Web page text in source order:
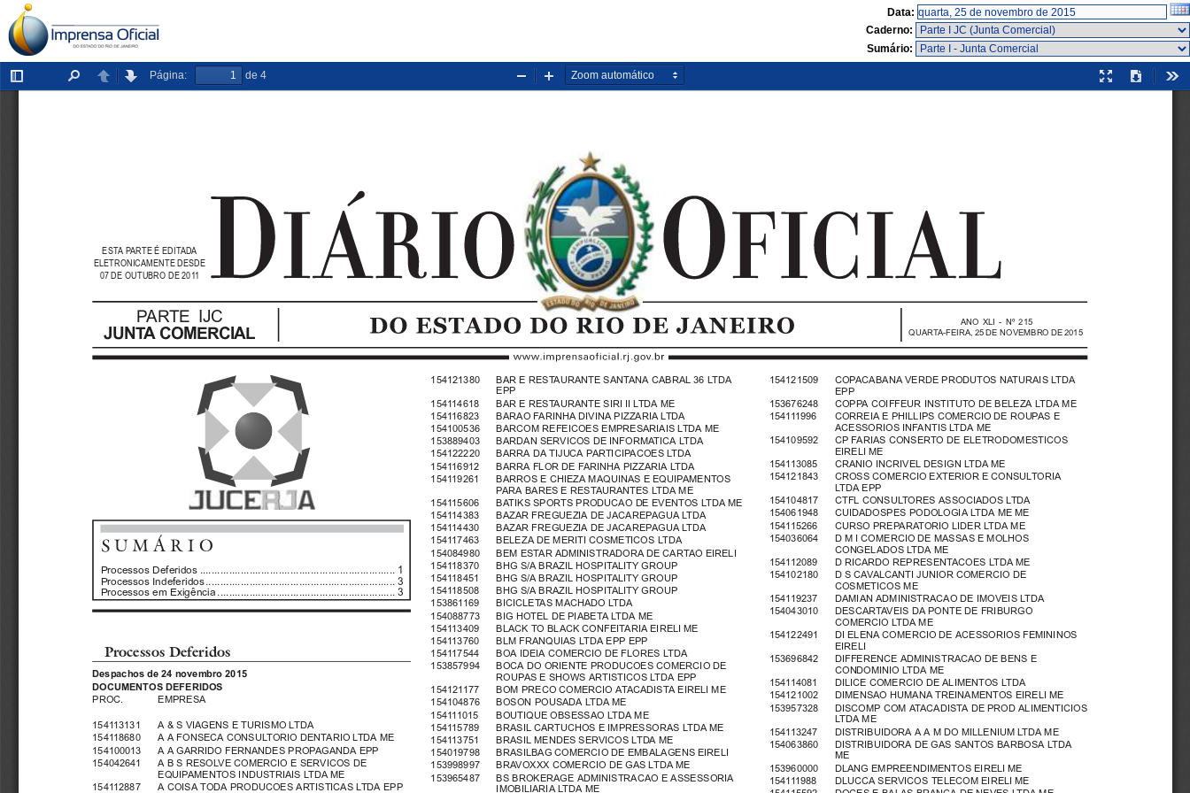
Data:
Caderno:
Sumário:
Exibir/ocultar
painel
LocalizarAnteriorPróxima
Página: de 4
Modo
de
Download
Diminuir
zoom
Aumentar
zoom
ESTA PARTE É EDITADA
ELETRONICAMENTE DESDE
07 DE OUTUBRO DE 2011
PARTE IJC
JUNTA COMERCIAL
ANO XLI - Nº 215
QUARTA-FEIRA, 25 DE NOVEMBRO DE 2015
SUMÁRIO
Processos Deferidos ................................................................... 1
Processos Indeferidos................................................................. 3
Processos em Exigência ............................................................. 3
Processos Deferidos
Despachos de 24 novembro 2015
DOCUMENTOS DEFERIDOS
PROC.
EMPRESA
154113131
A&SVIAGENSETURISMOLTDA
154118680   A A FONSECA CONSULTORIO DENTARIO LTDA ME
154100013   A A GARRIDO FERNANDES PROPAGANDA EPP
154042641
ABSRESOLVE COMERCIO E SERVICOS DE
EQUIPAMENTOS INDUSTRIAIS LTDA ME
154112887   A COISA TODA PRODUCOES ARTISTICAS LTDA EPP
154121380   BAR E RESTAURANTE SANTANA CABRAL 36 LTDA
EPP
154114618   BAR E RESTAURANTE SIRI II LTDA ME
154116823   BARAO FARINHA DIVINA PIZZARIA LTDA
154100536   BARCOM REFEICOES EMPRESARIAIS LTDA ME
153889403   BARDAN SERVICOS DE INFORMATICA LTDA
154122220   BARRA DA TIJUCA PARTICIPACOES LTDA
154116912   BARRA FLOR DE FARINHA PIZZARIA LTDA
154119261   BARROS E CHIEZA MAQUINAS E EQUIPAMENTOS
PARA BARES E RESTAURANTES LTDA ME
154115606   BATIKS SPORTS PRODUCAO DE EVENTOS LTDA ME
154114383   BAZAR FREGUEZIA DE JACAREPAGUA LTDA
154114430   BAZAR FREGUEZIA DE JACAREPAGUA LTDA
154117463   BELEZA DE MERITI COSMETICOS LTDA
154084980   BEM ESTAR ADMINISTRADORA DE CARTAO EIRELI
154118370   BHG S/A BRAZIL HOSPITALITY GROUP
154118451   BHG S/A BRAZIL HOSPITALITY GROUP
154118508   BHG S/A BRAZIL HOSPITALITY GROUP
153861169   BICICLETAS MACHADO LTDA
154088773   BIG HOTEL DE PIABETA LTDA ME
154113409   BLACK TO BLACK CONFEITARIA EIRELI ME
154113760   BLM FRANQUIAS LTDA EPP EPP
154117544   BOA IDEIA COMERCIO DE FLORES LTDA
153857994   BOCA DO ORIENTE PRODUCOES COMERCIO DE
ROUPAS E SHOWS ARTISTICOS LTDA EPP
154121177   BOM PRECO COMERCIO ATACADISTA EIRELI ME
154104876   BOSON POUSADA LTDA ME
154111015   BOUTIQUE OBSESSAO LTDA ME
154115789   BRASIL CARTUCHOS E IMPRESSORAS LTDA ME
154113751   BRASIL MENDES SERVICOS LTDA ME
154019798   BRASILBAG COMERCIO DE EMBALAGENS EIRELI
153998997   BRAVOXXX COMERCIO DE GAS LTDA ME
153965487   BS BROKERAGE ADMINISTRACAO E ASSESSORIA
IMOBILIARIA LTDA ME
154121509   COPACABANA VERDE PRODUTOS NATURAIS LTDA
EPP
153676248   COPPA COIFFEUR INSTITUTO DE BELEZA LTDA ME
154111996   CORREIA E PHILLIPS COMERCIO DE ROUPAS E
ACESSORIOS INFANTIS LTDA ME
154109592   CP FARIAS CONSERTO DE ELETRODOMESTICOS
EIRELI ME
154113085   CRANIO INCRIVEL DESIGN LTDA ME
154121843   CROSS COMERCIO EXTERIOR E CONSULTORIA
LTDA EPP
154104817   CTFL CONSULTORES ASSOCIADOS LTDA
154061948   CUIDADOSPES PODOLOGIA LTDA ME ME
154115266   CURSO PREPARATORIO LIDER LTDA ME
154036064   D M I COMERCIO DE MASSAS E MOLHOS
CONGELADOS LTDA ME
154112089   D RICARDO REPRESENTACOES LTDA ME
154102180   D S CAVALCANTI JUNIOR COMERCIO DE
COSMETICOS ME
154119237   DAMIAN ADMINISTRACAO DE IMOVEIS LTDA
154043010   DESCARTAVEIS DA PONTE DE FRIBURGO
COMERCIO LTDA ME
154122491   DI ELENA COMERCIO DE ACESSORIOS FEMININOS
EIRELI
153696842   DIFFERENCE ADMINISTRACAO DE BENS E
CONDOMINIO LTDA ME
154114081   DILICE COMERCIO DE ALIMENTOS LTDA
154121002   DIMENSAO HUMANA TREINAMENTOS EIRELI ME
153957328   DISCOMP COM ATACADISTA DE PROD ALIMENTICIOS
LTDA ME
154113247   DISTRIBUIDORAAAMDOMILLENIUM LTDA ME
154063860   DISTRIBUIDORA DE GAS SANTOS BARBOSA LTDA
ME
153960000   DLANG EMPREENDIMENTOS EIRELI ME
154111988   DLUCCA SERVICOS TELECOM EIRELI ME